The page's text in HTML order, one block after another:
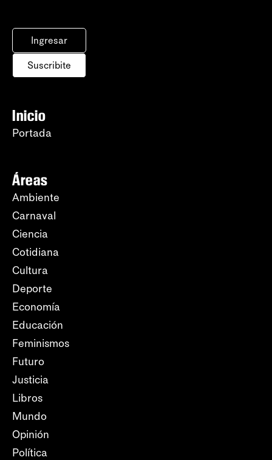
Ingresar
Suscribite
Inicio
Portada
Áreas
Ambiente
Carnaval
Ciencia
Cotidiana
Cultura
Deporte
Economía
Educación
Feminismos
Futuro
Justicia
Libros
Mundo
Opinión
Política